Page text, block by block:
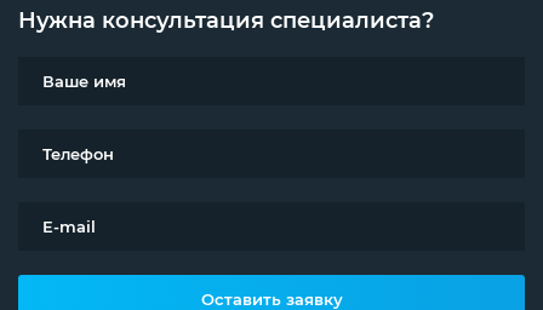
Нужна консультация специалиста?
Оставить заявку